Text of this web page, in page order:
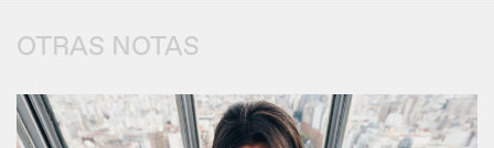
OTRAS NOTAS